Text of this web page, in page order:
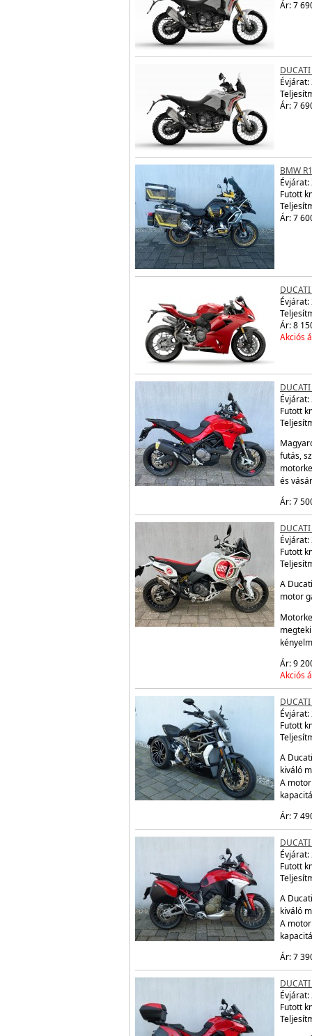
Ár: 7
DUCATI
Évjárat:
Ár: 7
BMW
Évjárat:
Futott
Ár: 7
Évjárat:
Ár: 8
Akciós
Évjárat:
Futott
futás,
és
Ár: 7
DUCATI
Évjárat:
Futott
A
motor
Ár: 9
Akciós
Évjárat:
Futott
A
kiváló
A
Ár: 7
Évjárat:
Futott
A
kiváló
A
Ár: 7
Évjárat:
Futott